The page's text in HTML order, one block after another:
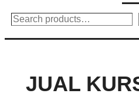
Search
JUAL